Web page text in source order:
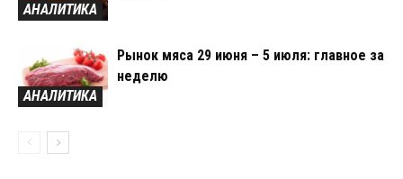
АНАЛИТИКА
АНАЛИТИКА
Рынок мяса 29 июня – 5 июля: главное за
неделю